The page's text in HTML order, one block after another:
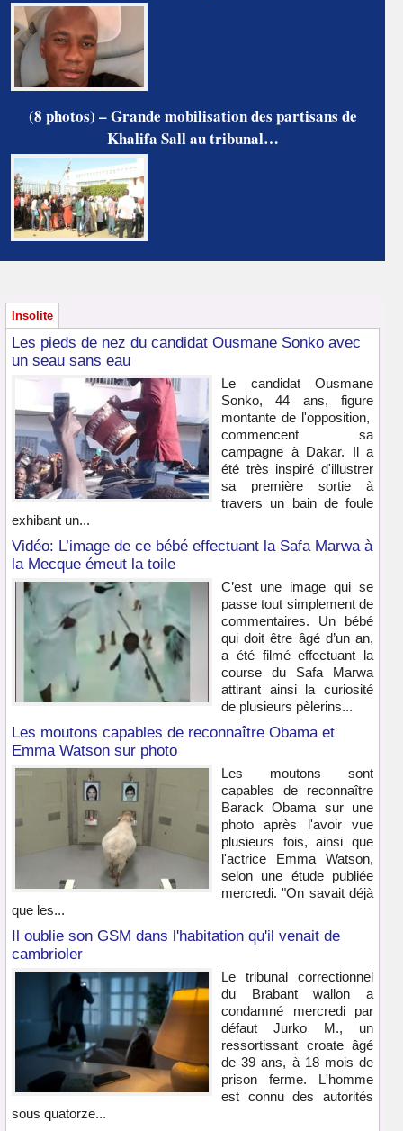
(8 photos) – Grande mobilisation des partisans de
Khalifa Sall au tribunal…
Insolite
Les pieds de nez du candidat Ousmane Sonko avec
un seau sans eau
Le candidat Ousmane
Sonko, 44 ans, figure
montante de l'opposition,
commencent sa
campagne à Dakar. Il a
été très inspiré d'illustrer
sa première sortie à
travers un bain de foule
exhibant un...
Vidéo: L’image de ce bébé effectuant la Safa Marwa à
la Mecque émeut la toile
C’est une image qui se
passe tout simplement de
commentaires. Un bébé
qui doit être âgé d’un an,
a été filmé effectuant la
course du Safa Marwa
attirant ainsi la curiosité
de plusieurs pèlerins...
Les moutons capables de reconnaître Obama et
Emma Watson sur photo
Les moutons sont
capables de reconnaître
Barack Obama sur une
photo après l'avoir vue
plusieurs fois, ainsi que
l'actrice Emma Watson,
selon une étude publiée
mercredi. "On savait déjà
que les...
Il oublie son GSM dans l'habitation qu'il venait de
cambrioler
Le tribunal correctionnel
du Brabant wallon a
condamné mercredi par
défaut Jurko M., un
ressortissant croate âgé
de 39 ans, à 18 mois de
prison ferme. L'homme
est connu des autorités
sous quatorze...